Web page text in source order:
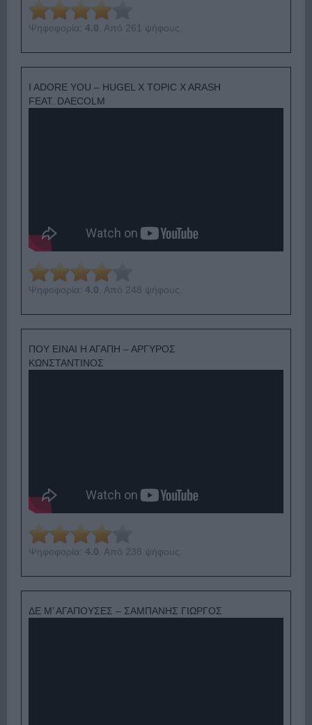
Ψηφοφορία: 4.0 . Από 261 ψήφους.
I ADORE YOU – HUGEL X TOPIC X ARASH
FEAT. DAECOLM
Ψηφοφορία: 4.0 . Από 248 ψήφους.
ΠΟΥ ΕΙΝΑΙ Η ΑΓΑΠΗ – ΑΡΓΥΡΟΣ
ΚΩΝΣΤΑΝΤΙΝΟΣ
Ψηφοφορία: 4.0 . Από 238 ψήφους.
ΔΕ Μ’ ΑΓΑΠΟΥΣΕΣ – ΣΑΜΠΑΝΗΣ ΓΙΩΡΓΟΣ